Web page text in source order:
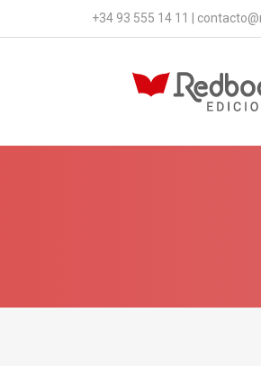
+34 93 555 14 11